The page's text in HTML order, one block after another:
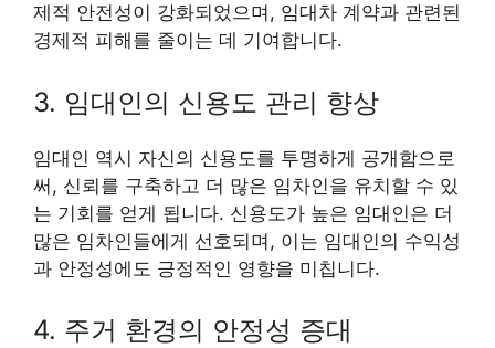
제적 안전성이 강화되었으며, 임대차 계약과 관련된
경제적 피해를 줄이는 데 기여합니다.
3. 임대인의 신용도 관리 향상
임대인 역시 자신의 신용도를 투명하게 공개함으로
써, 신뢰를 구축하고 더 많은 임차인을 유치할 수 있
는 기회를 얻게 됩니다. 신용도가 높은 임대인은 더
많은 임차인들에게 선호되며, 이는 임대인의 수익성
과 안정성에도 긍정적인 영향을 미칩니다.
4. 주거 환경의 안정성 증대